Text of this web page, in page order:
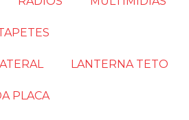
LANTERNA TETO
PLACA